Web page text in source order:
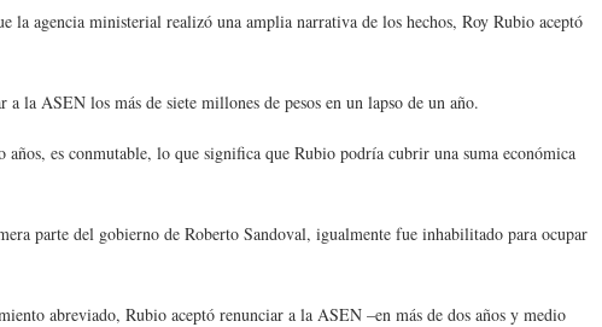
la agencia ministerial realizó una amplia narrativa de los hechos, Roy Rubio aceptó
la ASEN los más de siete millones de pesos en un lapso de un año.
años, es conmutable, lo que significa que Rubio podría cubrir una suma económica
parte del gobierno de Roberto Sandoval, igualmente fue inhabilitado para ocupar
abreviado, Rubio aceptó renunciar a la ASEN –en más de dos años y medio